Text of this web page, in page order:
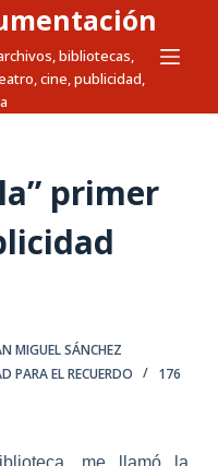
bibliotecas,
cine, publicidad,
primer
MIGUEL SÁNCHEZ
PARA EL RECUERDO
176
me llamó la